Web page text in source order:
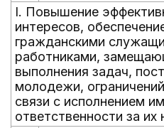
I. Повышение
интересов,
гражданскими
работниками,
выполнения задач,
молодежи,
связи с исполнением
ответственности за